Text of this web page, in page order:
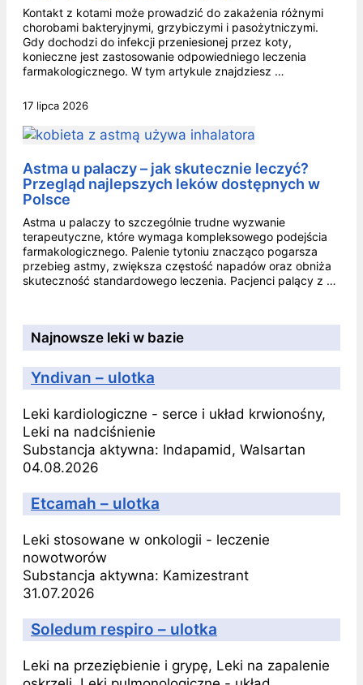
Kontakt z kotami może prowadzić do zakażenia różnymi
chorobami bakteryjnymi, grzybiczymi i pasożytniczymi.
Gdy dochodzi do infekcji przeniesionej przez koty,
konieczne jest zastosowanie odpowiedniego leczenia
farmakologicznego. W tym artykule znajdziesz …
17 lipca 2026
Astma u palaczy – jak skutecznie leczyć?
Przegląd najlepszych leków dostępnych w
Polsce
Astma u palaczy to szczególnie trudne wyzwanie
terapeutyczne, które wymaga kompleksowego podejścia
farmakologicznego. Palenie tytoniu znacząco pogarsza
przebieg astmy, zwiększa częstość napadów oraz obniża
skuteczność standardowego leczenia. Pacjenci palący z …
Najnowsze leki w bazie
Yndivan – ulotka
Leki kardiologiczne - serce i układ krwionośny,
Leki na nadciśnienie
Substancja aktywna: Indapamid, Walsartan
04.08.2026
Etcamah – ulotka
Leki stosowane w onkologii - leczenie
nowotworów
Substancja aktywna: Kamizestrant
31.07.2026
Soledum respiro – ulotka
Leki na przeziębienie i grypę, Leki na zapalenie